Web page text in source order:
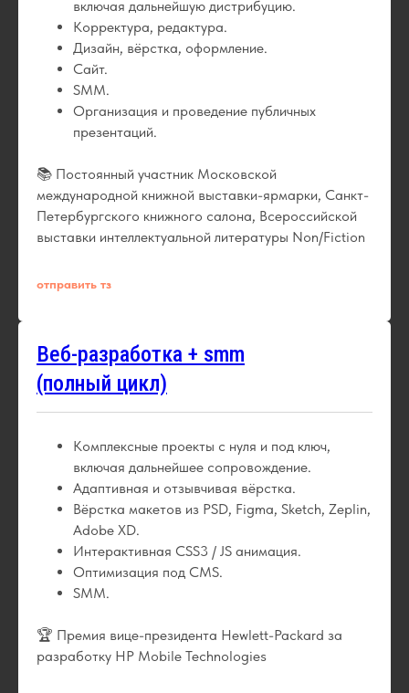
включая дальнейшую дистрибуцию.
Корректура, редактура.
Дизайн, вёрстка, оформление.
Сайт.
SMM.
Организация и проведение публичных
презентаций.
📚 Постоянный участник Московской
международной книжной выставки-ярмарки, Санкт-
Петербургского книжного салона, Всероссийской
выставки интеллектуальной литературы Non/Fiction
отправить тз
Веб-разработка + smm
(полный цикл)
Комплексные проекты с нуля и под ключ,
включая дальнейшее сопровождение.
Адаптивная и отзывчивая вёрстка.
Вёрстка макетов из PSD, Figma, Sketch, Zeplin,
Adobe XD.
Интерактивная CSS3 / JS анимация.
Оптимизация под CMS.
SMM.
🏆 Премия вице-президента Hewlett-Packard за
разработку HP Mobile Technologies